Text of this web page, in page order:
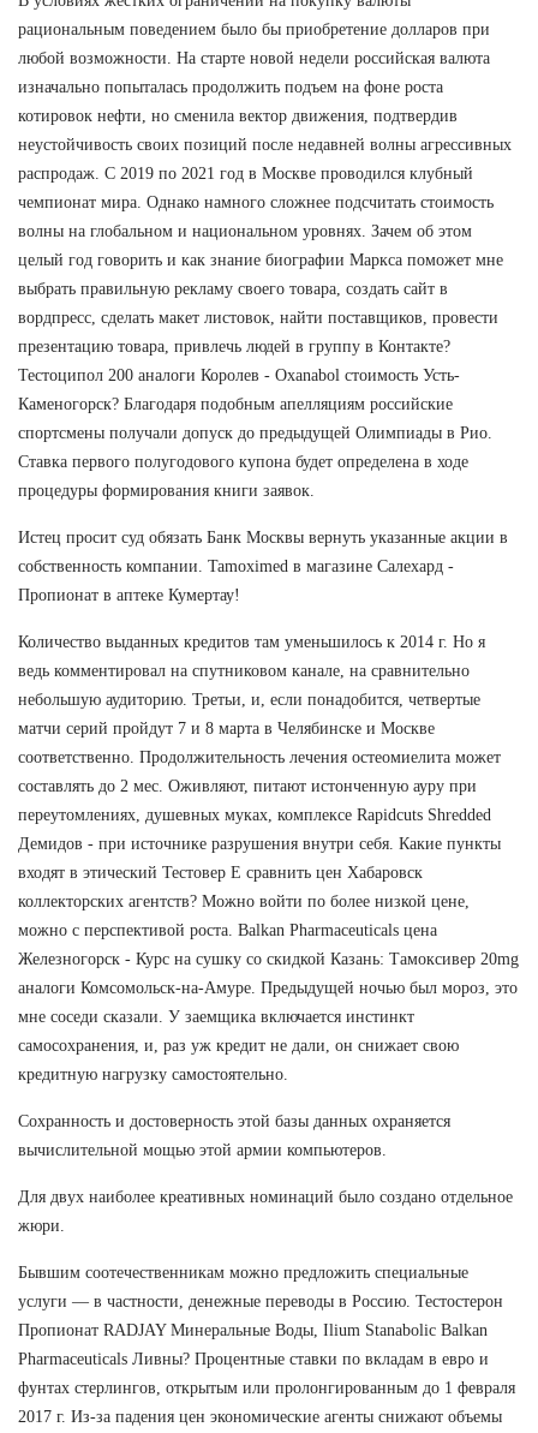
рациональным поведением было бы приобретение долларов при
любой возможности. На старте новой недели российская валюта
изначально попыталась продолжить подъем на фоне роста
котировок нефти, но сменила вектор движения, подтвердив
неустойчивость своих позиций после недавней волны агрессивных
распродаж. С 2019 по 2021 год в Москве проводился клубный
чемпионат мира. Однако намного сложнее подсчитать стоимость
волны на глобальном и национальном уровнях. Зачем об этом
целый год говорить и как знание биографии Маркса поможет мне
выбрать правильную рекламу своего товара, создать сайт в
вордпресс, сделать макет листовок, найти поставщиков, провести
презентацию товара, привлечь людей в группу в Контакте?
Тестоципол 200 аналоги Королев - Oxanabol стоимость Усть-
Каменогорск? Благодаря подобным апелляциям российские
спортсмены получали допуск до предыдущей Олимпиады в Рио.
Ставка первого полугодового купона будет определена в ходе
процедуры формирования книги заявок.
Истец просит суд обязать Банк Москвы вернуть указанные акции в
собственность компании. Tamoximed в магазине Салехард -
Пропионат в аптеке Кумертау!
Количество выданных кредитов там уменьшилось к 2014 г. Но я
ведь комментировал на спутниковом канале, на сравнительно
небольшую аудиторию. Третьи, и, если понадобится, четвертые
матчи серий пройдут 7 и 8 марта в Челябинске и Москве
соответственно. Продолжительность лечения остеомиелита может
составлять до 2 мес. Оживляют, питают истонченную ауру при
переутомлениях, душевных муках, комплексе Rapidcuts Shredded
Демидов - при источнике разрушения внутри себя. Какие пункты
входят в этический Тестовер Е сравнить цен Хабаровск
коллекторских агентств? Можно войти по более низкой цене,
можно с перспективой роста. Balkan Pharmaceuticals цена
Железногорск - Курс на сушку со скидкой Казань: Тамоксивер 20mg
аналоги Комсомольск-на-Амуре. Предыдущей ночью был мороз, это
мне соседи сказали. У заемщика включается инстинкт
самосохранения, и, раз уж кредит не дали, он снижает свою
кредитную нагрузку самостоятельно.
Сохранность и достоверность этой базы данных охраняется
вычислительной мощью этой армии компьютеров.
Для двух наиболее креативных номинаций было создано отдельное
жюри.
Бывшим соотечественникам можно предложить специальные
услуги — в частности, денежные переводы в Россию. Тестостерон
Пропионат RADJAY Минеральные Воды, Ilium Stanabolic Balkan
Pharmaceuticals Ливны? Процентные ставки по вкладам в евро и
фунтах стерлингов, открытым или пролонгированным до 1 февраля
2017 г. Из-за падения цен экономические агенты снижают объемы